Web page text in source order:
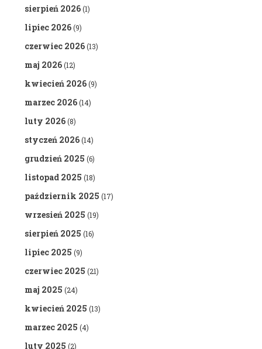
sierpień 2026(1)
lipiec 2026(9)
czerwiec 2026(13)
maj 2026(12)
kwiecień 2026(9)
marzec 2026(14)
luty 2026(8)
styczeń 2026(14)
grudzień 2025 (6)
listopad 2025 (18)
październik 2025 (17)
wrzesień 2025 (19)
sierpień 2025 (16)
lipiec 2025 (9)
czerwiec 2025 (21)
maj 2025 (24)
kwiecień 2025 (13)
marzec 2025 (4)
luty 2025 (2)